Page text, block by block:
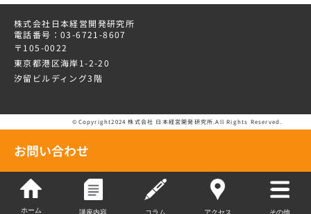
株式会社日本経営開発研究所
電話番号：03-6721-8607
〒105-0022
東京都港区海岸1-2-20
汐留ビルディング3階
©Copyright2024 株式会社 日本経営開発研究所.All Rights Reserved.
お問い合わせ
ホーム 講座内容 コラム アクセス その他